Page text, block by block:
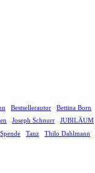
Bestsellerautor Bettina Born
Joseph Schnurr JUBILÄUM
Spende Tanz Thilo Dahlmann